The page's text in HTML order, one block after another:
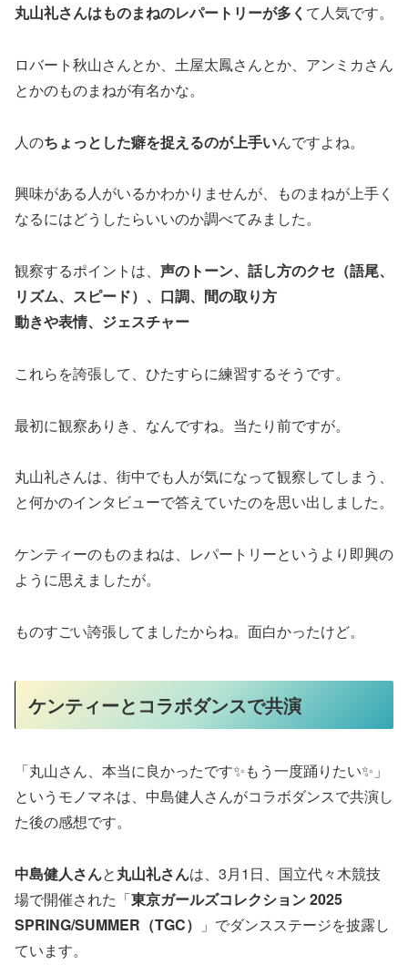
丸山礼さんはものまねのレパートリーが多く て人気です。
ロバート秋山さんとか、土屋太鳳さんとか、アンミカさん
とかのものまねが有名かな。
人のちょっとした癖を捉えるのが上手いんですよね。
興味がある人がいるかわかりませんが、ものまねが上手く
なるにはどうしたらいいのか調べてみました。
観察するポイントは、 声のトーン、話し方のクセ（語尾、
リズム、スピード）、口調、間の取り方
動きや表情、ジェスチャー
これらを誇張して、ひたすらに練習するそうです。
最初に観察ありき、なんですね。当たり前ですが。
丸山礼さんは、街中でも人が気になって観察してしまう、
と何かのインタビューで答えていたのを思い出しました。
ケンティーのものまねは、レパートリーというより即興の
ように思えましたが。
ものすごい誇張してましたからね。面白かったけど。
ケンティーとコラボダンスで共演
「丸山さん、本当に良かったです✨もう一度踊りたい✨」
というモノマネは、中島健人さんがコラボダンスで共演し
た後の感想です。
中島健人さんと丸山礼さんは、3月1日、国立代々木競技
場で開催された「東京ガールズコレクション 2025
SPRING/SUMMER（TGC）
」でダンスステージを披露し
ています。